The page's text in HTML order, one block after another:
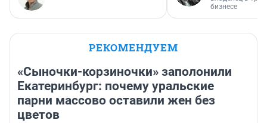
бизнесе
РЕКОМЕНДУЕМ
«Сыночки-корзиночки» заполонили
Екатеринбург: почему уральские
парни массово оставили жен без
цветов